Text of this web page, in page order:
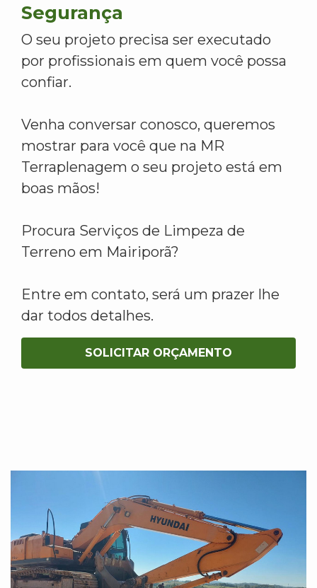
Segurança
O seu projeto precisa ser executado
por profissionais em quem você possa
confiar.
Venha conversar conosco, queremos
mostrar para você que na MR
Terraplenagem o seu projeto está em
boas mãos!
Procura Serviços de Limpeza de
Terreno em Mairiporã?
Entre em contato, será um prazer lhe
dar todos detalhes.
SOLICITAR ORÇAMENTO